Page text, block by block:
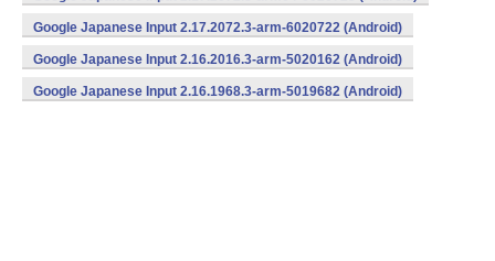
Google Japanese Input 2.17.2072.3-arm-6020722 (Android)
Google Japanese Input 2.16.2016.3-arm-5020162 (Android)
Google Japanese Input 2.16.1968.3-arm-5019682 (Android)